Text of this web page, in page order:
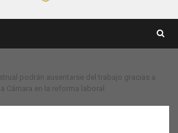
podrán ausentarse del trabajo gracias a
Cámara en la reforma laboral